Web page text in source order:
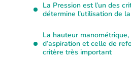
La Pression est l’un des
détermine l’utilisation de
La hauteur
d’aspiration et celle de
critère très important